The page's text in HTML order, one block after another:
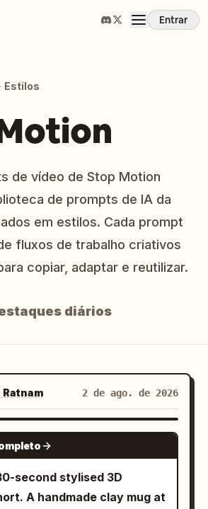
Entrar
Estilos
de vídeo de Stop Motion
de prompts de IA da
em estilos. Cada prompt
fluxos de trabalho criativos
copiar, adaptar e reutilizar.
diários
Ratnam 2 de ago. de 2026
SEEDANCE-2.5
second stylised 3D
A handmade clay mug at